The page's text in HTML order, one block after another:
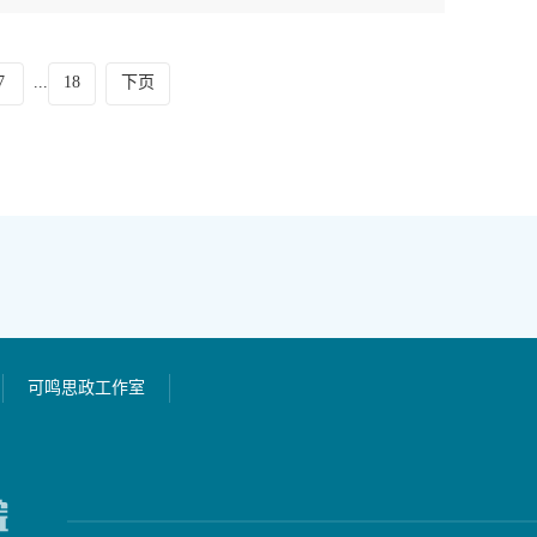
... 18 下页
可鸣思政工作室